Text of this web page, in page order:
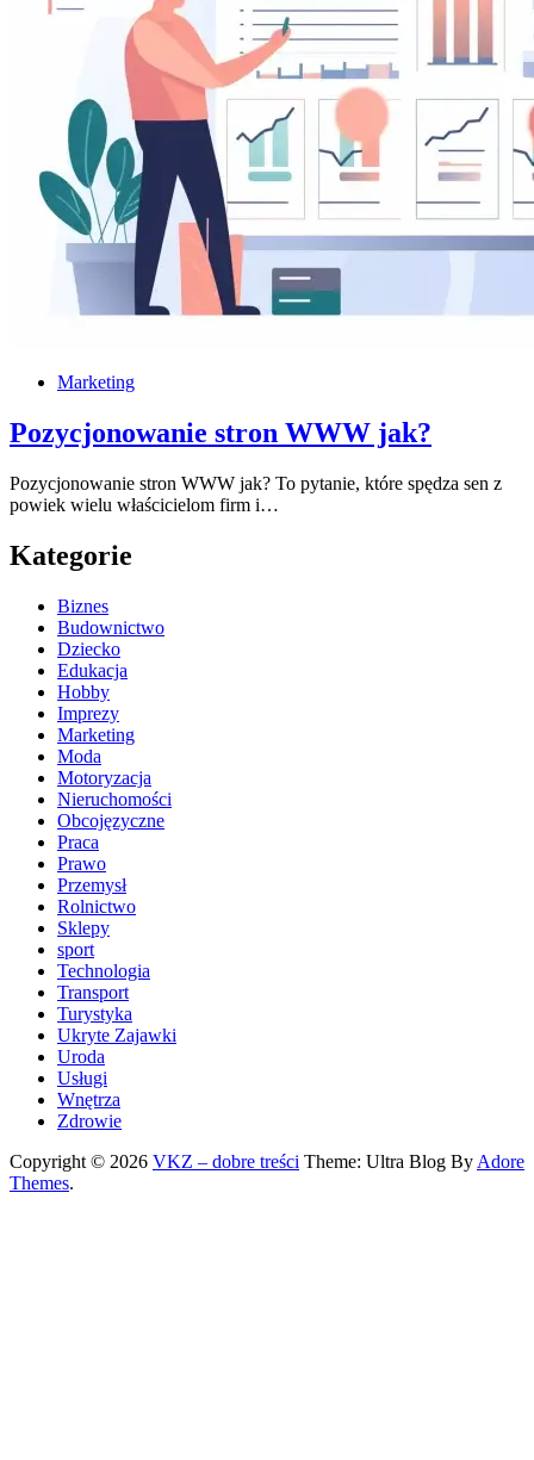
Marketing
Pozycjonowanie stron WWW jak?
Pozycjonowanie stron WWW jak? To pytanie, które spędza sen z
powiek wielu właścicielom firm i…
Kategorie
Biznes
Budownictwo
Dziecko
Edukacja
Hobby
Imprezy
Marketing
Moda
Motoryzacja
Nieruchomości
Obcojęzyczne
Praca
Prawo
Przemysł
Rolnictwo
Sklepy
sport
Technologia
Transport
Turystyka
Ukryte Zajawki
Uroda
Usługi
Wnętrza
Zdrowie
Copyright © 2026 VKZ – dobre treści Theme: Ultra Blog By Adore
Themes.